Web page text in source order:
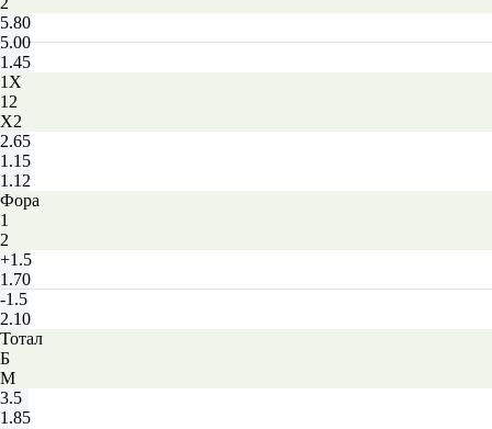
5.80
5.00
1.45
1X
12
X2
2.65
1.15
1.12
Фора
1
2
+1.5
1.70
-1.5
2.10
Тотал
Б
М
3.5
1.85